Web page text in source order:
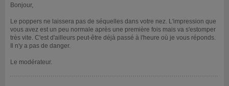
Bonjour,
Le poppers ne laissera pas de séquelles dans votre nez. L'impression que
vous avez est un peu normale après une première fois mais va s'estomper
très vite. C'est d'ailleurs peut-être déjà passé à l'heure où je vous réponds.
Il n'y a pas de danger.
Le modérateur.